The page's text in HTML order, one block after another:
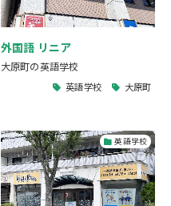
外国語 リニア
大原町の英語学校
英語学校 大原町
英語学校